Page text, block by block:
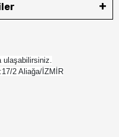
2 Aliağa/İZMİR